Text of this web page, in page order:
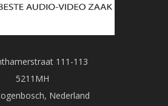
111-113
5211MH
Nederland